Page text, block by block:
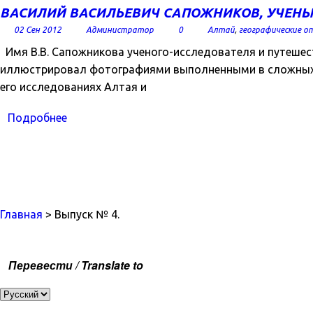
ВАСИЛИЙ ВАСИЛЬЕВИЧ САПОЖНИКОВ,
02 Сен 2012 Администратор 0 Алтай, географические
Имя В.В. Сапожникова ученого-исследователя и
иллюстрировал фотографиями выполненными в
его исследованиях Алтая и
Подробнее
Главная > Выпуск № 4.
Перевести / Translate to